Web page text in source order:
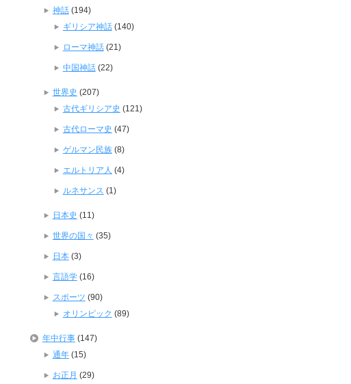
神話(194)
ギリシア神話(140)
ローマ神話(21)
中国神話(22)
世界史 (207)
古代ギリシア史 (121)
古代ローマ史 (47)
ゲルマン民族(8)
エルトリア人 (4)
ルネサンス (1)
日本史 (11)
世界の国々 (35)
日本(3)
言語学(16)
スポーツ (90)
オリンピック (89)
年中行事(147)
通年(15)
お正月 (29)